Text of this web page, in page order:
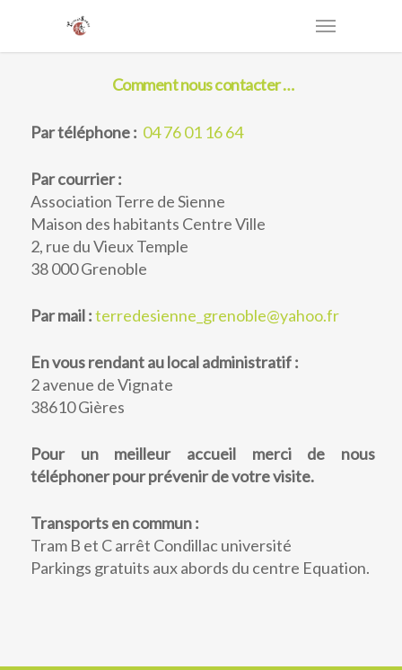
Comment nous contacter …
Par téléphone : 04 76 01 16 64
Par courrier :
Association Terre de Sienne
Maison des habitants Centre Ville
2, rue du Vieux Temple
38 000 Grenoble
Par mail : terredesienne_grenoble@yahoo.fr
En vous rendant au local administratif :
2 avenue de Vignate
38610 Gières
Pour un meilleur accueil merci de nous
téléphoner pour prévenir de votre visite.
Transports en commun :
Tram B et C arrêt Condillac université
Parkings gratuits aux abords du centre Equation.